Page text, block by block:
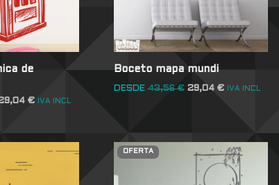
de
€ IVA INCL
Boceto mapa mundi
DESDE 43,56€ 29,04 € IVA INCL
OFERTA